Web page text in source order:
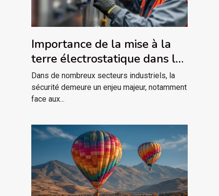
Importance de la mise à la
terre électrostatique dans les
industries à risque
Dans de nombreux secteurs industriels, la
sécurité demeure un enjeu majeur, notamment
face aux...